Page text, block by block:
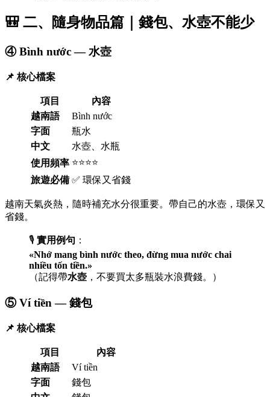
🎒 二、隨身物品篇｜錢包、水壺不能少
④ Bình nước — 水壺
📌 核心檔案
項目
內容
越南語
Bình nước
字面
瓶水
中文
水壺、水瓶
使用頻率 ⭐⭐⭐⭐
旅遊必備 ✅ 環保又省錢
越南天氣炎熱，隨時補充水分很重要。帶自己的水壺，環保又
省錢。
🎙️ 實用例句 ：
«Nhớ mang bình nước theo, đừng mua nước chai
nhiều tốn tiền.»
（記得帶水壺 ，不要買太多瓶裝水浪費錢。）
⑤ Ví tiền — 錢包
📌 核心檔案
項目
內容
越南語
Ví tiền
字面
錢包